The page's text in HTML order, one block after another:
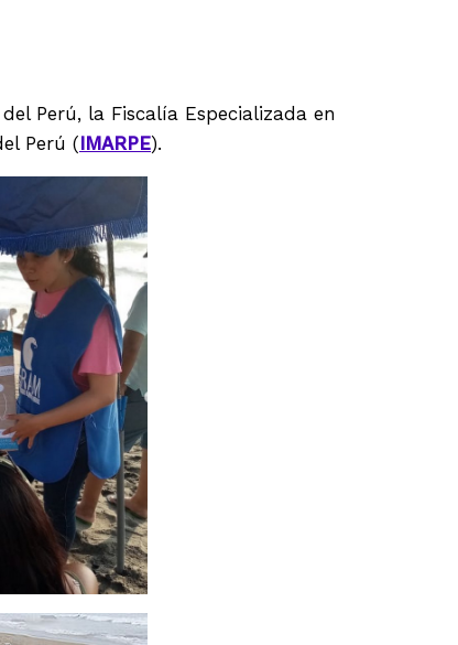
Perú, la Fiscalía Especializada en
Perú (IMARPE).